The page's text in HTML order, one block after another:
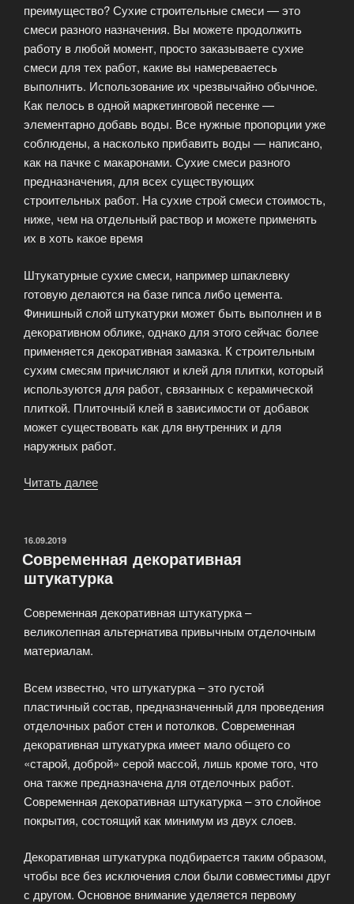
преимущество? Сухие строительные смеси — это
смеси разного назначения. Вы можете продолжить
работу в любой момент, просто заказываете сухие
смеси для тех работ, какие вы намереваетесь
выполнить. Использование их чрезвычайно обычное.
Как пелось в одной маркетинговой песенке —
элементарно добавь воды. Все нужные пропорции уже
соблюдены, а насколько прибавить воды — написано,
как на пачке с макаронами. Сухие смеси разного
предназначения, для всех существующих
строительных работ. На сухие строй смеси стоимость,
ниже, чем на отдельный раствор и можете применять
их в хоть какое время
Штукатурные сухие смеси, например шпаклевку
готовую делаются на базе гипса либо цемента.
Финишный слой штукатурки может быть выполнен и в
декоративном облике, однако для этого сейчас более
применяется декоративная замазка. К строительным
сухим смесям причисляют и клей для плитки, который
используются для работ, связанных с керамической
плиткой. Плиточный клей в зависимости от добавок
может существовать как для внутренних и для
наружных работ.
Читать далее
ОПУБЛИКОВАНО
16.09.2019
Современная декоративная
штукатурка
Современная декоративная штукатурка –
великолепная альтернатива привычным отделочным
материалам.
Всем известно, что штукатурка – это густой
пластичный состав, предназначенный для проведения
отделочных работ стен и потолков. Современная
декоративная штукатурка имеет мало общего со
«старой, доброй» серой массой, лишь кроме того, что
она также предназначена для отделочных работ.
Современная декоративная штукатурка – это слойное
покрытия, состоящий как минимум из двух слоев.
Декоративная штукатурка подбирается таким образом,
чтобы все без исключения слои были совместимы друг
с другом. Основное внимание уделяется первому